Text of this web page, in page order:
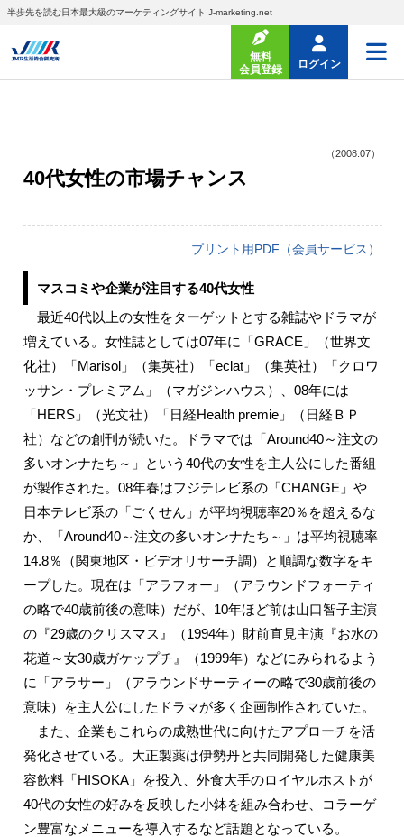
半歩先を読む日本最大級のマーケティングサイト J-marketing.net
無料
会員登録
ログイン
（2008.07）
40代女性の市場チャンス
プリント用PDF（会員サービス）
マスコミや企業が注目する40代女性
最近40代以上の女性をターゲットとする雑誌やドラマが
増えている。女性誌としては07年に「GRACE」（世界文
化社）「Marisol」（集英社）「eclat」（集英社）「クロワ
ッサン・プレミアム」（マガジンハウス）、08年には
「HERS」（光文社）「日経Health premie」（日経ＢＰ
社）などの創刊が続いた。ドラマでは「Around40～注文の
多いオンナたち～」という40代の女性を主人公にした番組
が製作された。08年春はフジテレビ系の「CHANGE」や
日本テレビ系の「ごくせん」が平均視聴率20％を超えるな
か、「Around40～注文の多いオンナたち～」は平均視聴率
14.8％（関東地区・ビデオリサーチ調）と順調な数字をキ
ープした。現在は「アラフォー」（アラウンドフォーティ
の略で40歳前後の意味）だが、10年ほど前は山口智子主演
の『29歳のクリスマス』（1994年）財前直見主演『お水の
花道～女30歳ガケップチ』（1999年）などにみられるよう
に「アラサー」（アラウンドサーティーの略で30歳前後の
意味）を主人公にしたドラマが多く企画制作されていた。
また、企業もこれらの成熟世代に向けたアプローチを活
発化させている。大正製薬は伊勢丹と共同開発した健康美
容飲料「HISOKA」を投入、外食大手のロイヤルホストが
40代の女性の好みを反映した小鉢を組み合わせ、コラーゲ
ン豊富なメニューを導入するなど話題となっている。